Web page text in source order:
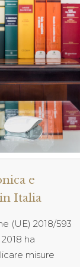
e
Italia
(UE) 2018/593
ha
misure